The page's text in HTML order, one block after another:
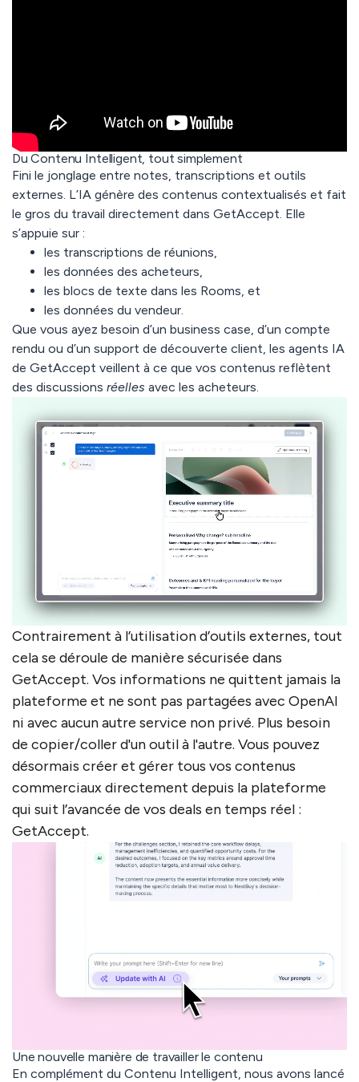
Du Contenu Intelligent, tout simplement
Fini le jonglage entre notes, transcriptions et outils
externes. L’IA génère des contenus contextualisés et fait
le gros du travail directement dans GetAccept. Elle
s’appuie sur :
les transcriptions de réunions,
les données des acheteurs,
les blocs de texte dans les Rooms, et
les données du vendeur.
Que vous ayez besoin d’un business case, d’un compte
rendu ou d’un support de découverte client, les agents IA
de GetAccept veillent à ce que vos contenus reflètent
des discussions réelles avec les acheteurs.
Contrairement à l’utilisation d’outils externes, tout
cela se déroule de manière sécurisée dans
GetAccept. Vos informations ne quittent jamais la
plateforme et ne sont pas partagées avec OpenAI
ni avec aucun autre service non privé. Plus besoin
de copier/coller d'un outil à l'autre. Vous pouvez
désormais créer et gérer tous vos contenus
commerciaux directement depuis la plateforme
qui suit l’avancée de vos deals en temps réel :
GetAccept.
Une nouvelle manière de travailler le contenu
En complément du Contenu Intelligent, nous avons lancé